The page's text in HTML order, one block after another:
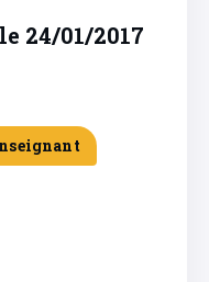
24/01/2017